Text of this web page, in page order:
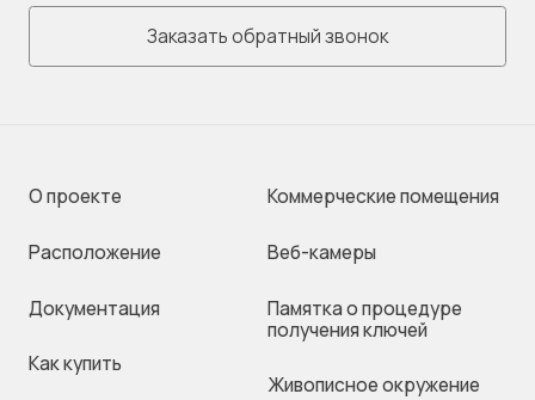
Заказать обратный звонок
О проекте
Раcположение
Документация
Как купить
Коммерческие помещения
Веб-камеры
Памятка о процедуре
получения ключей
Живописное окружение